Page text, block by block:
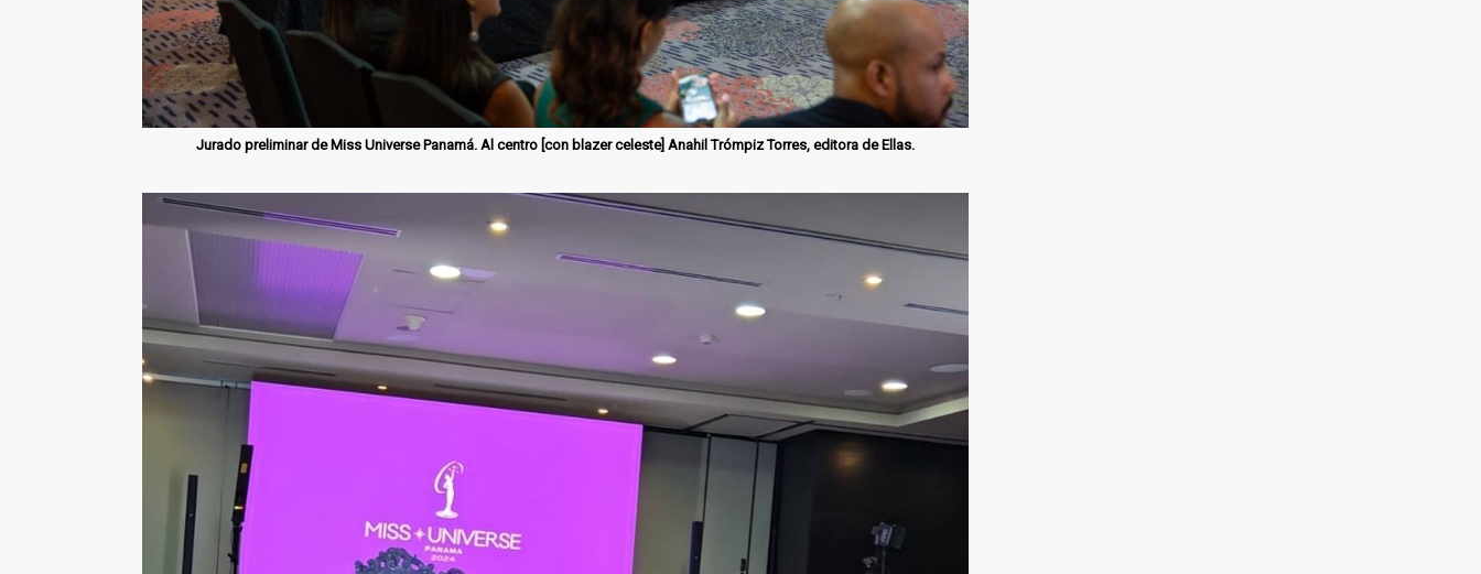
Jurado preliminar de Miss Universe Panamá. Al centro [con blazer celeste] Anahil Trómpiz Torres, editora de Ellas.